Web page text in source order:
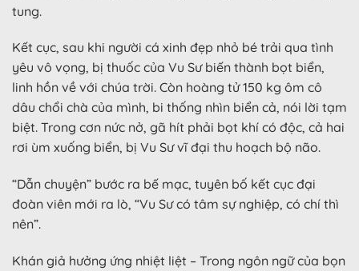
tung.
Kết cục, sau khi người cá xinh đẹp nhỏ bé trải qua tình
yêu vô vọng, bị thuốc của Vu Sư biến thành bọt biển,
linh hồn về với chúa trời. Còn hoàng tử 150 kg ôm cô
dâu chổi chà của mình, bi thống nhìn biển cả, nói lời tạm
biệt. Trong cơn nức nở, gã hít phải bọt khí có độc, cả hai
rơi ùm xuống biển, bị Vu Sư vĩ đại thu hoạch bộ não.
“Dẫn chuyện” bước ra bế mạc, tuyên bố kết cục đại
đoàn viên mới ra lò, “Vu Sư có tâm sự nghiệp, có chí thì
nên”.
Khán giả hưởng ứng nhiệt liệt – Trong ngôn ngữ của bọn